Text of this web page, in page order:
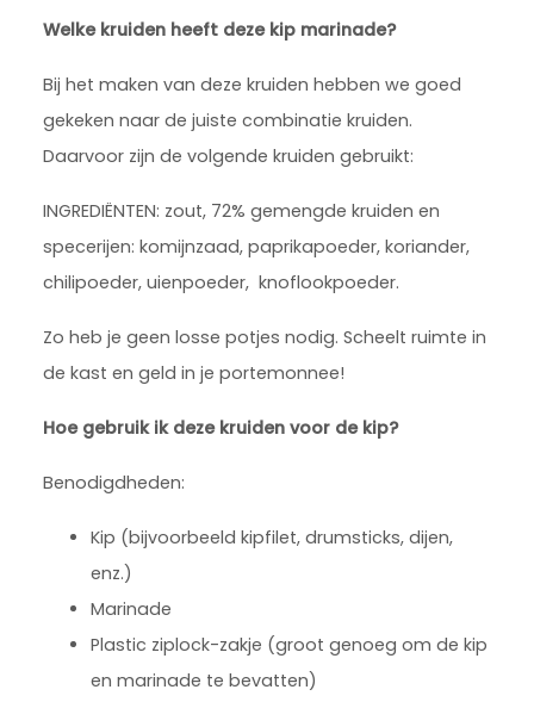
Welke kruiden heeft deze kip marinade?
Bij het maken van deze kruiden hebben we goed
gekeken naar de juiste combinatie kruiden.
Daarvoor zijn de volgende kruiden gebruikt:
INGREDIËNTEN: zout, 72% gemengde kruiden en
specerijen: komijnzaad, paprikapoeder, koriander,
chilipoeder, uienpoeder, knoflookpoeder.
Zo heb je geen losse potjes nodig. Scheelt ruimte in
de kast en geld in je portemonnee!
Hoe gebruik ik deze kruiden voor de kip?
Benodigdheden:
Kip (bijvoorbeeld kipfilet, drumsticks, dijen,
enz.)
Marinade
Plastic ziplock-zakje (groot genoeg om de kip
en marinade te bevatten)